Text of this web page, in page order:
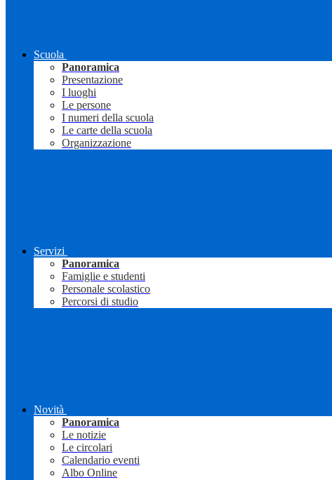
Scuola
Panoramica
Presentazione
I luoghi
Le persone
I numeri della scuola
Le carte della scuola
Organizzazione
Servizi
Panoramica
Famiglie e studenti
Personale scolastico
Percorsi di studio
Novità
Panoramica
Le notizie
Le circolari
Calendario eventi
Albo Online